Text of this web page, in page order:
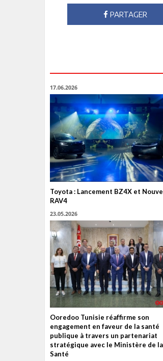
PARTAGER
17.06.2026
Toyota : Lancement BZ4X et
RAV4
23.05.2026
Ooredoo Tunisie réaffirme son
engagement en faveur de la santé
publique à travers un partenariat
stratégique avec le Ministère de la
Santé